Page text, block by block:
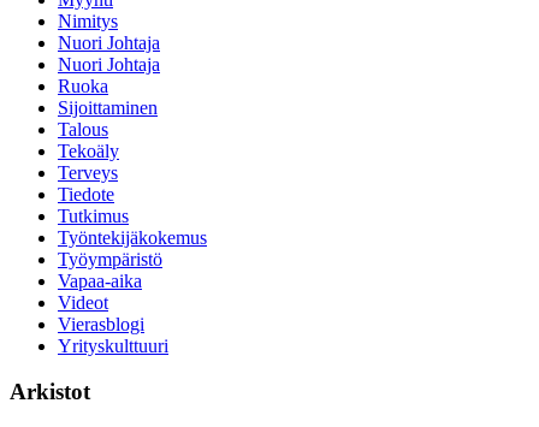
Nimitys
Nuori Johtaja
Nuori Johtaja
Ruoka
Sijoittaminen
Talous
Tekoäly
Terveys
Tiedote
Tutkimus
Työntekijäkokemus
Työympäristö
Vapaa-aika
Videot
Vierasblogi
Yrityskulttuuri
Arkistot